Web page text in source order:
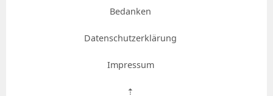
Bedanken
Datenschutzerklärung
Impressum
⇡